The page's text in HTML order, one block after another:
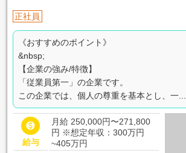
正社員
《おすすめのポイント》
&nbsp;
【企業の強み/特徴】
「従業員第一」の企業です。
この企業では、個人の尊重を基本とし、一...

給与
月給 250,000円〜271,800
円 ※想定年収：300万円
~405万円